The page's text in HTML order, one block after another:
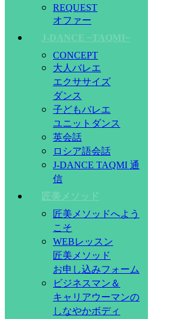
REQUEST
オファー
J-DANCE ~TAQMI~
CONCEPT
大人バレエ
エクササイズ
ダンス
子どもバレエ
ユニットダンス
英会話
ロシア語会話
J-DANCE TAQMI 通
信
匠美メソッド
匠美メソッドへよう
こそ
WEBレッスン
匠美メソッド
お申し込みフォーム
ビジネスマン＆
キャリアウーマンの
しなやかボディ